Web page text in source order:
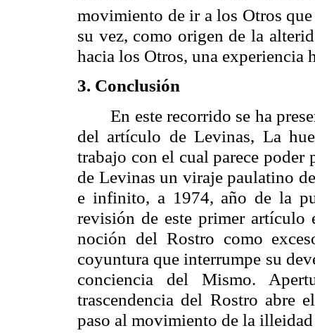
movimiento de ir a los Otros que
su vez, como origen de la
hacia los Otros, una experiencia
3. Conclusión
En este recorrido se ha
del artículo deLevinas, La
trabajo con el cual parece poder
de Levinas un viraje paulatino
e infinito, a 1974, año de la
revisión de este primer artículo
noción del Rostro como
coyuntura que interrumpe su
conciencia del Mismo.
trascendencia del Rostro abre
paso al movimiento de la illeidad